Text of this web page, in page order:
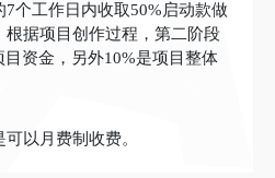
7个工作日内收取50%启动款做
根据项目创作过程，第二阶段
目资金，另外10%是项目整体
以月费制收费。